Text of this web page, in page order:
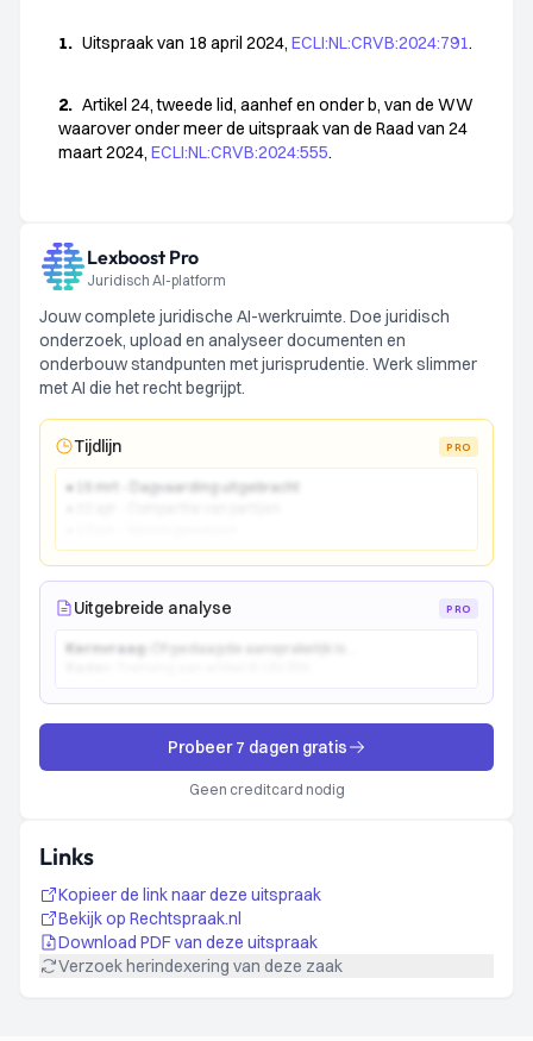
1. Uitspraak van 18 april 2024, ECLI:NL:CRVB:2024:791.
2. Artikel 24, tweede lid, aanhef en onder b, van de WW
waarover onder meer de uitspraak van de Raad van 24
maart 2024, ECLI:NL:CRVB:2024:555.
Lexboost Pro
Juridisch AI-platform
Jouw complete juridische AI-werkruimte. Doe juridisch
onderzoek, upload en analyseer documenten en
onderbouw standpunten met jurisprudentie. Werk slimmer
met AI die het recht begrijpt.
Tijdlijn PRO
● 15 mrt - Dagvaarding uitgebracht
Uitgebreide analyse PRO
Kernvraag:
Probeer 7 dagen gratis
Geen creditcard nodig
Links
Kopieer de link naar deze uitspraak
Bekijk op Rechtspraak.nl
Download PDF van deze uitspraak
Verzoek herindexering van deze zaak